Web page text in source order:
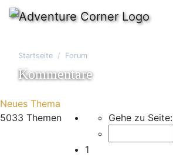
Startseite Forum
Kommentare
Neues Thema
5033 Themen
Seite1von168
Gehe zu Seite:
1